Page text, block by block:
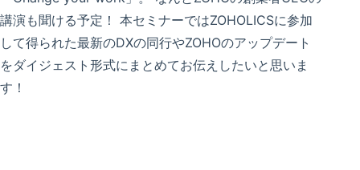
講演も聞ける予定！ 本セミナーではZOHOLICSに参加
して得られた最新のDXの同行やZOHOのアップデート
をダイジェスト形式にまとめてお伝えしたいと思いま
す！